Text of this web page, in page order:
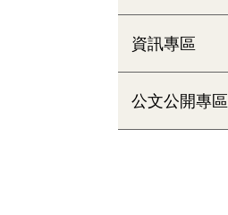
資訊專區
公文公開專區